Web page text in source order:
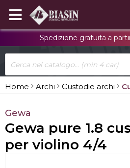
Spedizione gratuita a
Home Archi Custodie archi
Gewa
Gewa pure 1.8
per violino 4/4